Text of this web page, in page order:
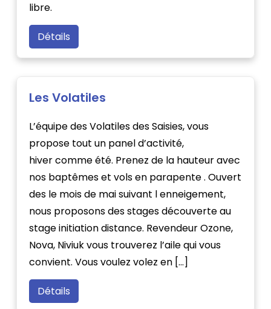
libre.
Détails
Les Volatiles
L’équipe des Volatiles des Saisies, vous
propose tout un panel d’activité,
hiver comme été. Prenez de la hauteur avec
nos baptêmes et vols en parapente . Ouvert
des le mois de mai suivant l enneigement,
nous proposons des stages découverte au
stage initiation distance. Revendeur Ozone,
Nova, Niviuk vous trouverez l’aile qui vous
convient. Vous voulez volez en […]
Détails